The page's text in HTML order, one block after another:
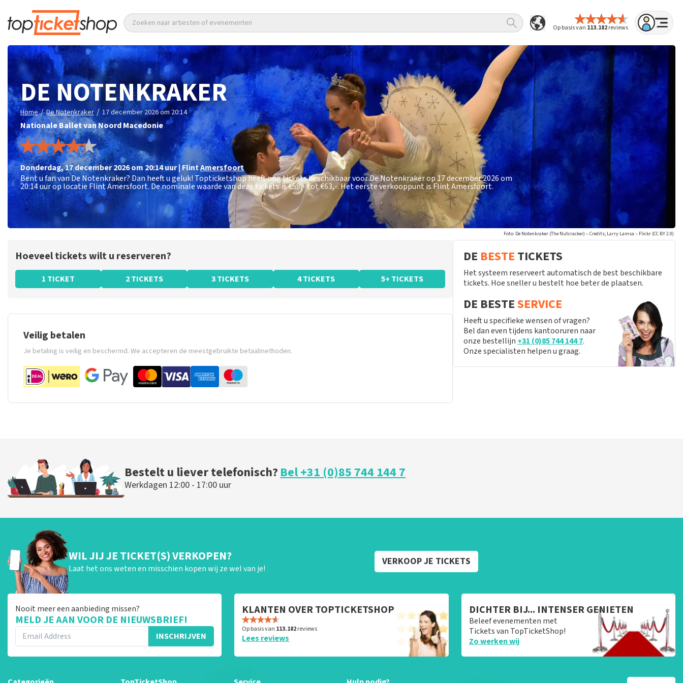
Op basis van 113.182reviews
Zoeken naar artiesten of evenementen
DE NOTENKRAKER
Home / De Notenkraker / 17 december 2026 om 20:14
Nationale Ballet van Noord Macedonie
donderdag,17 december 2026 om 20:14uur|FlintAmersfoort
Bent u fan van De Notenkraker? Dan heeft u geluk! Topticketshop heeft nog tickets beschikbaar voor De Notenkraker op 17 december 2026 om
20:14 uur op locatie Flint Amersfoort. De nominale waarde van deze tickets is€58,- tot €63,-. Het eerste verkooppunt is Flint Amersfoort.
Foto: De Notenkraker (The Nutcracker) – Credits; Larry Lamsa – Flickr (CC BY 2.0)
Hoeveel tickets wilt u reserveren?
1 TICKET 2 TICKETS 3 TICKETS 4 TICKETS 5+ TICKETS
Veilig betalen
Je betaling is veilig en beschermd. We accepteren de meestgebruikte betaalmethoden.
DE BESTE TICKETS
Het systeem reserveert automatisch de best beschikbare
tickets. Hoe sneller u bestelt hoe beter de plaatsen.
DE BESTESERVICE
Heeft u specifieke wensen of vragen?
Bel dan even tijdens kantooruren naar
onze bestellijn +31 (0)85 744 144 7.
Onze specialisten helpen u graag.
Bestelt u liever telefonisch?Bel +31 (0)85 744 144 7
Werkdagen 12:00 - 17:00 uur
WIL JIJ JE TICKET(S) VERKOPEN?
Laat het ons weten en misschien kopen wij ze wel van je!
VERKOOP JE TICKETS
Nooit meer een aanbieding missen?
MELD JE AAN VOOR DE NIEUWSBRIEF!
INSCHRIJVEN
KLANTEN OVER TOPTICKETSHOP
Op basis van 113.182reviews
Lees reviews
DICHTER BIJ... INTENSER GENIETEN
Beleef evenementen met
Tickets van TopTicketShop!
Zo werken wij